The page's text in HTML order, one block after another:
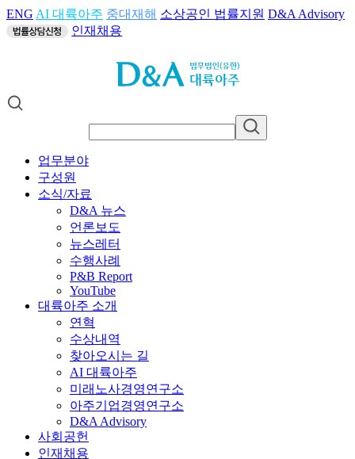
ENG AI 대륙아주 중대재해 소상공인 법률지원 D&A Advisory
인재채용
업무분야
구성원
소식/자료
D&A 뉴스
언론보도
뉴스레터
수행사례
P&B Report
YouTube
대륙아주 소개
연혁
수상내역
찾아오시는 길
AI 대륙아주
미래노사경영연구소
아주기업경영연구소
D&A Advisory
사회공헌
인재채용